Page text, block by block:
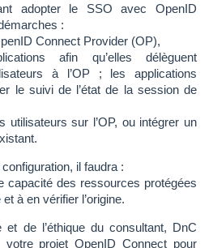
adopter le SSO avec OpenID
:
Connect Provider (OP),
afin qu’elles délèguent
à l’OP ; les applications
le suivi de l’état de la session de
utilisateurs sur l’OP, ou intégrer un
il faudra :
capacité des ressources protégées
à en vérifier l’origine.
de l’éthique du consultant, DnC
projet OpenID Connect pour